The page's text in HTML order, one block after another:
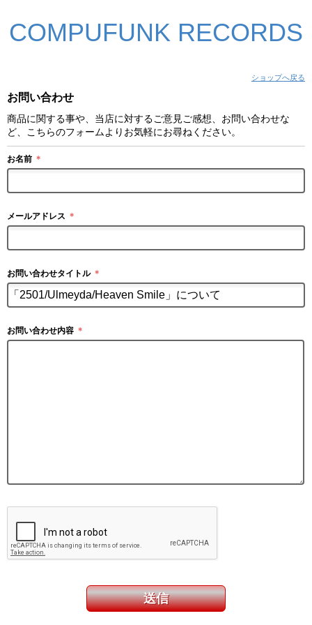
COMPUFUNK RECORDS
ショップへ戻る
お問い合わせ
商品に関する事や、当店に対するご意見ご感想、お問い合わせな
ど、こちらのフォームよりお気軽にお尋ねください。
お名前 ＊
メールアドレス ＊
お問い合わせタイトル ＊
お問い合わせ内容 ＊